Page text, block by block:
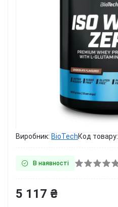
Виробник: BioTechКод товару:
В наявності
5 117 ₴